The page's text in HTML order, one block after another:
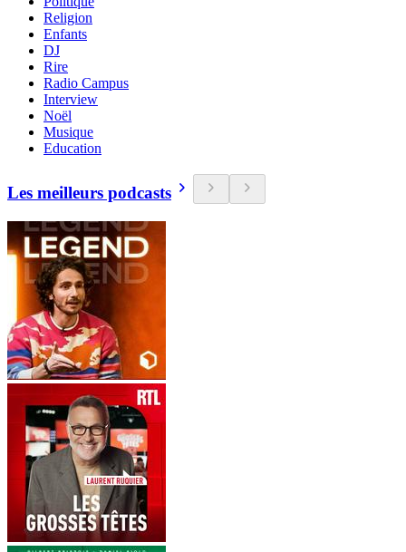
Religion
Enfants
DJ
Rire
Radio Campus
Interview
Noël
Musique
Education
Les meilleurs podcasts